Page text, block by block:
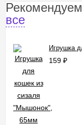
все
Игрушка
159 ₽